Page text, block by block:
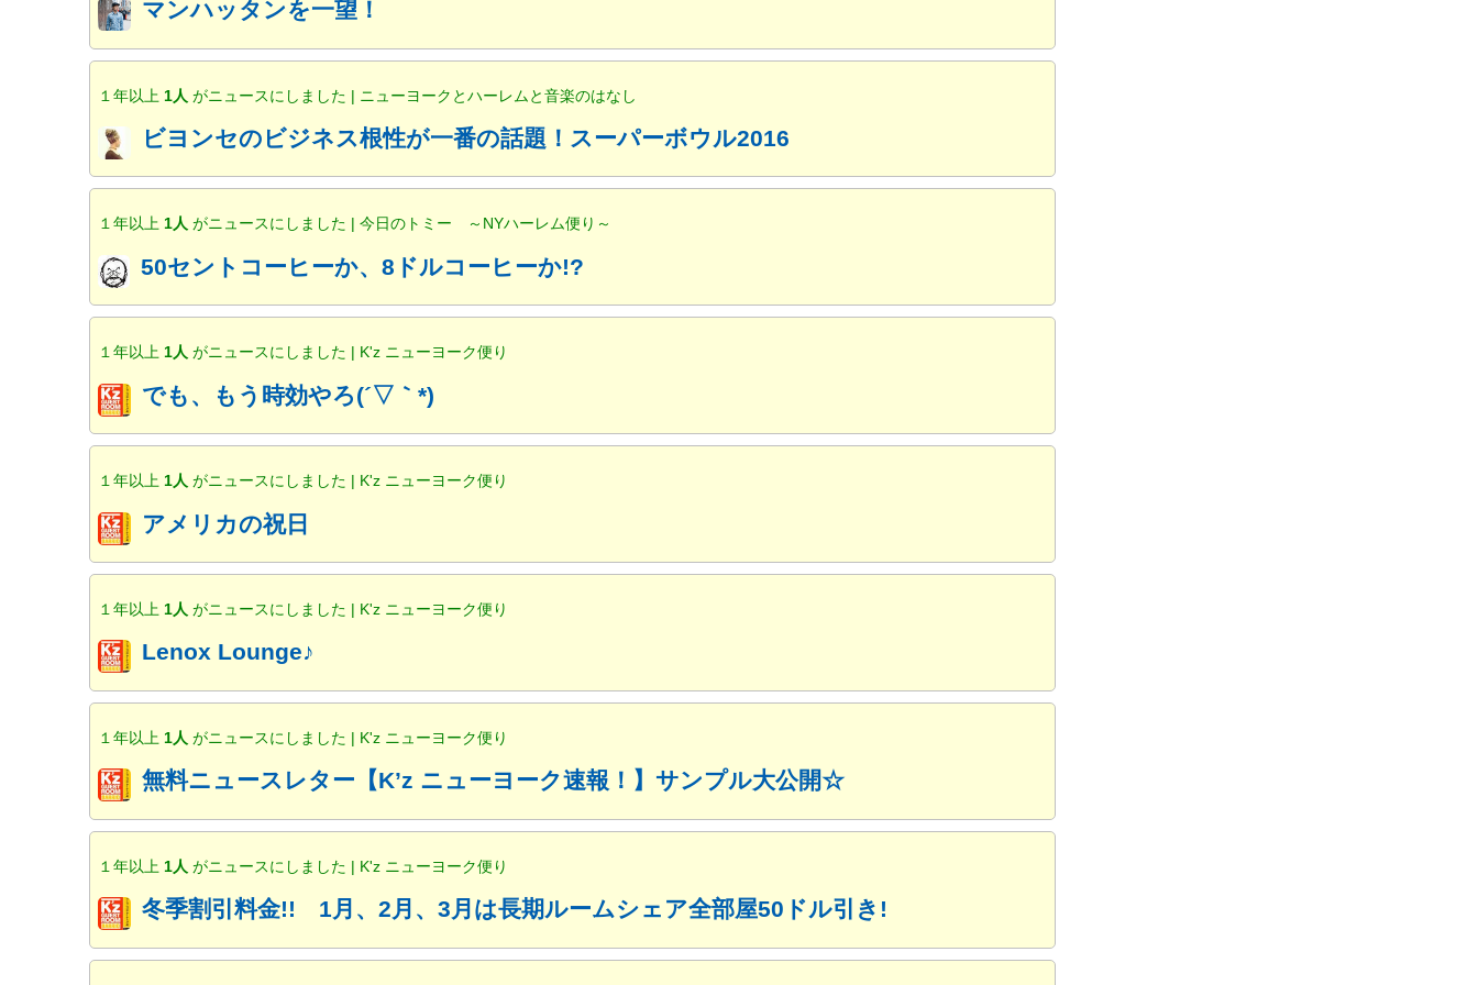
マンハッタンを一望！
１年以上 1人がニュースにしました | ニューヨークとハーレムと音楽のはなし
ビヨンセのビジネス根性が一番の話題！スーパーボウル2016
１年以上1人がニュースにしました | 今日のトミー ～NYハーレム便り～
50セントコーヒーか、8ドルコーヒーか!?
１年以上1人がニュースにしました | K'z ニューヨーク便り
でも、もう時効やろ(´▽｀*)
１年以上 1人がニュースにしました | K'z ニューヨーク便り
アメリカの祝日
１年以上 1人がニュースにしました | K'z ニューヨーク便り
Lenox Lounge♪
１年以上 1人がニュースにしました | K'z ニューヨーク便り
無料ニュースレター【K’z ニューヨーク速報！】サンプル大公開☆
１年以上 1人がニュースにしました | K'z ニューヨーク便り
冬季割引料金!! 1月、2月、3月は長期ルームシェア全部屋50ドル引き!